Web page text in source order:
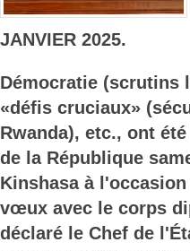
JANVIER 2025.
Démocratie (scrutins
«défis cruciaux»
Rwanda), etc., ont
de la République
Kinshasa à
vœux avec le corps
déclaré le Chef de